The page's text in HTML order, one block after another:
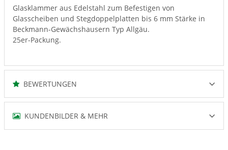
Glasklammer aus Edelstahl zum Befestigen von
Glasscheiben und Stegdoppelplatten bis 6 mm Stärke in
Beckmann-Gewächshausern Typ Allgäu.
25er-Packung.
BEWERTUNGEN
KUNDENBILDER & MEHR